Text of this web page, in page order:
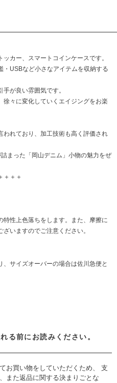
カー、スマートコインケースです。
USBなど小さなアイテムを収納する
が良い雰囲気です。
々に変化していくエイジングをお楽
われており、加工技術も高く評価され
まった「岡山デニム」小物の魅力をぜ
＋＋＋
性上色落ちをします。また、摩擦に
いますのでご注意ください。
サイズオーバーの場合は佐川急便と
る前にお読みください。
お買い物をしていただくため、 支
また返品に関する決まりごとな